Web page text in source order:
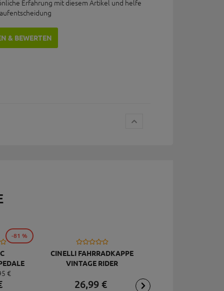
Erfahrung mit diesem Artikel und helfe
& BEWERTEN
€
-81 %
CINELLI FAHRRADKAPPE
VINTAGE RIDER
26,99€